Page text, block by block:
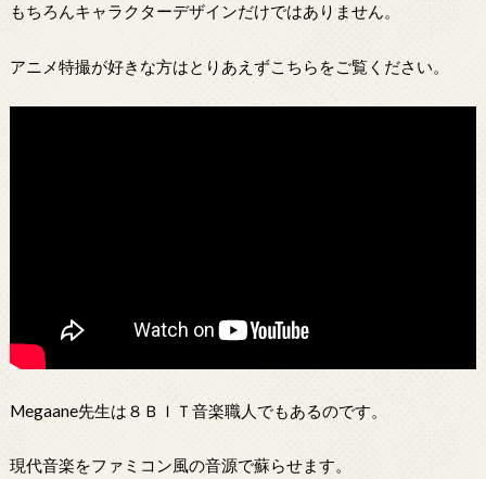
もちろんキャラクターデザインだけではありません。
アニメ特撮が好きな方はとりあえずこちらをご覧ください。
Megaane先生は８ＢＩＴ音楽職人でもあるのです。
現代音楽をファミコン風の音源で蘇らせます。